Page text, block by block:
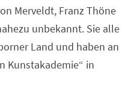
Merveldt, Franz Thöne
unbekannt. Sie alle
Land und haben an
Kunstakademie“ in